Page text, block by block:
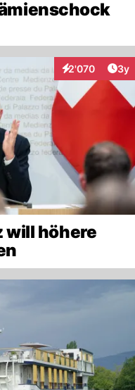
2'070
Interaktionen3y
will höhere